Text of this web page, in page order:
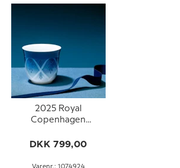
2025 Royal
Copenhagen
med underkop 26cl.
DKK 799,00
Varenr.: 1074924